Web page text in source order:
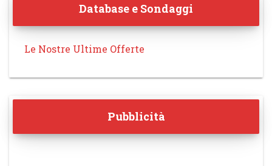
Database e Sondaggi
Le Nostre Ultime Offerte
Pubblicità